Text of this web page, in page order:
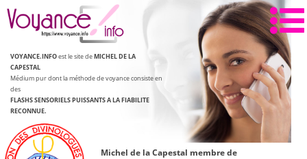
Aller
au
VOYANCE.INFOest le site deMICHEL DE LA
CAPESTAL
Médium pur dont la méthode de voyance consiste en
des
FLASHS SENSORIELS PUISSANTSA LA FIABILITE
RECONNUE.
Michel de la Capestal membre de